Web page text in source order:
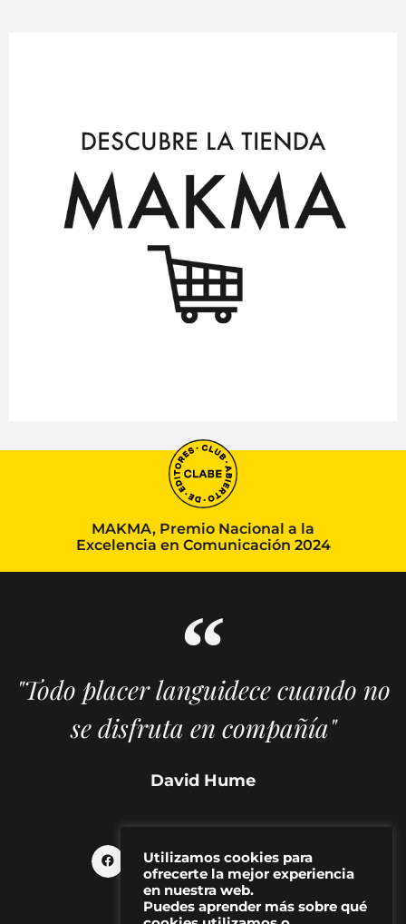
MAKMA, Premio Nacional a la
Excelencia en Comunicación 2024
"Todo placer languidece cuando no
se disfruta en compañía"
David Hume
Utilizamos cookies para
ofrecerte la mejor experiencia
en nuestra web.
Puedes aprender más sobre qué